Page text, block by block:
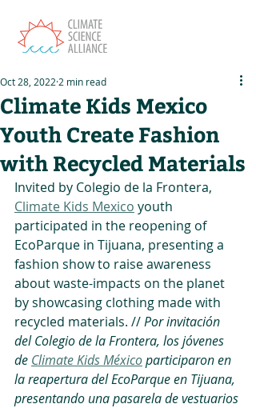
Climate Kids Mexico
Youth Create Fashion
with Recycled Materials
Oct 28, 2022 2 min read
Invited by Colegio de la Frontera,
Climate Kids Mexico youth
participated in the reopening of
EcoParque in Tijuana, presenting a
fashion show to raise awareness
about waste-impacts on the planet
by showcasing clothing made with
recycled materials. // Por invitación
del Colegio de la Frontera, los jóvenes
de Climate Kids México participaron en
la reapertura del EcoParque en Tijuana,
presentando una pasarela de vestuarios